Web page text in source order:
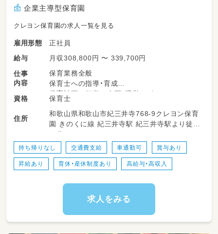
企業主導型保育園
クレヨン保育園の求人一覧を見る
雇用形態
正社員
給与
月収308,800円 〜 339,700円
仕事
内容
保育業務全般
保育士への指導・育成
保育計画や行事の企画・運営サポート
園長の補佐業務
保護者対応
行政監査・書類作成等の補助
シフト作成
保育の質の向上、保育方針の実践
書類作成（月案・週案・日案・避難訓練報告書な
月製作、行事の製作など
夜勤、長日勤、延長時間保育対応
延長時間帯、一時預かりの学童利用の対応あり
資格 保育士
住所
和歌山県和歌山市紀三井寺768-9クレヨン保育
園 きのくに線 紀三井寺駅 紀三井寺駅より徒歩
７分
持ち帰りなし 交通費支給 車通勤可 賞与あり
昇給あり 育休・産休制度あり 高給与・高収入
求人をみる